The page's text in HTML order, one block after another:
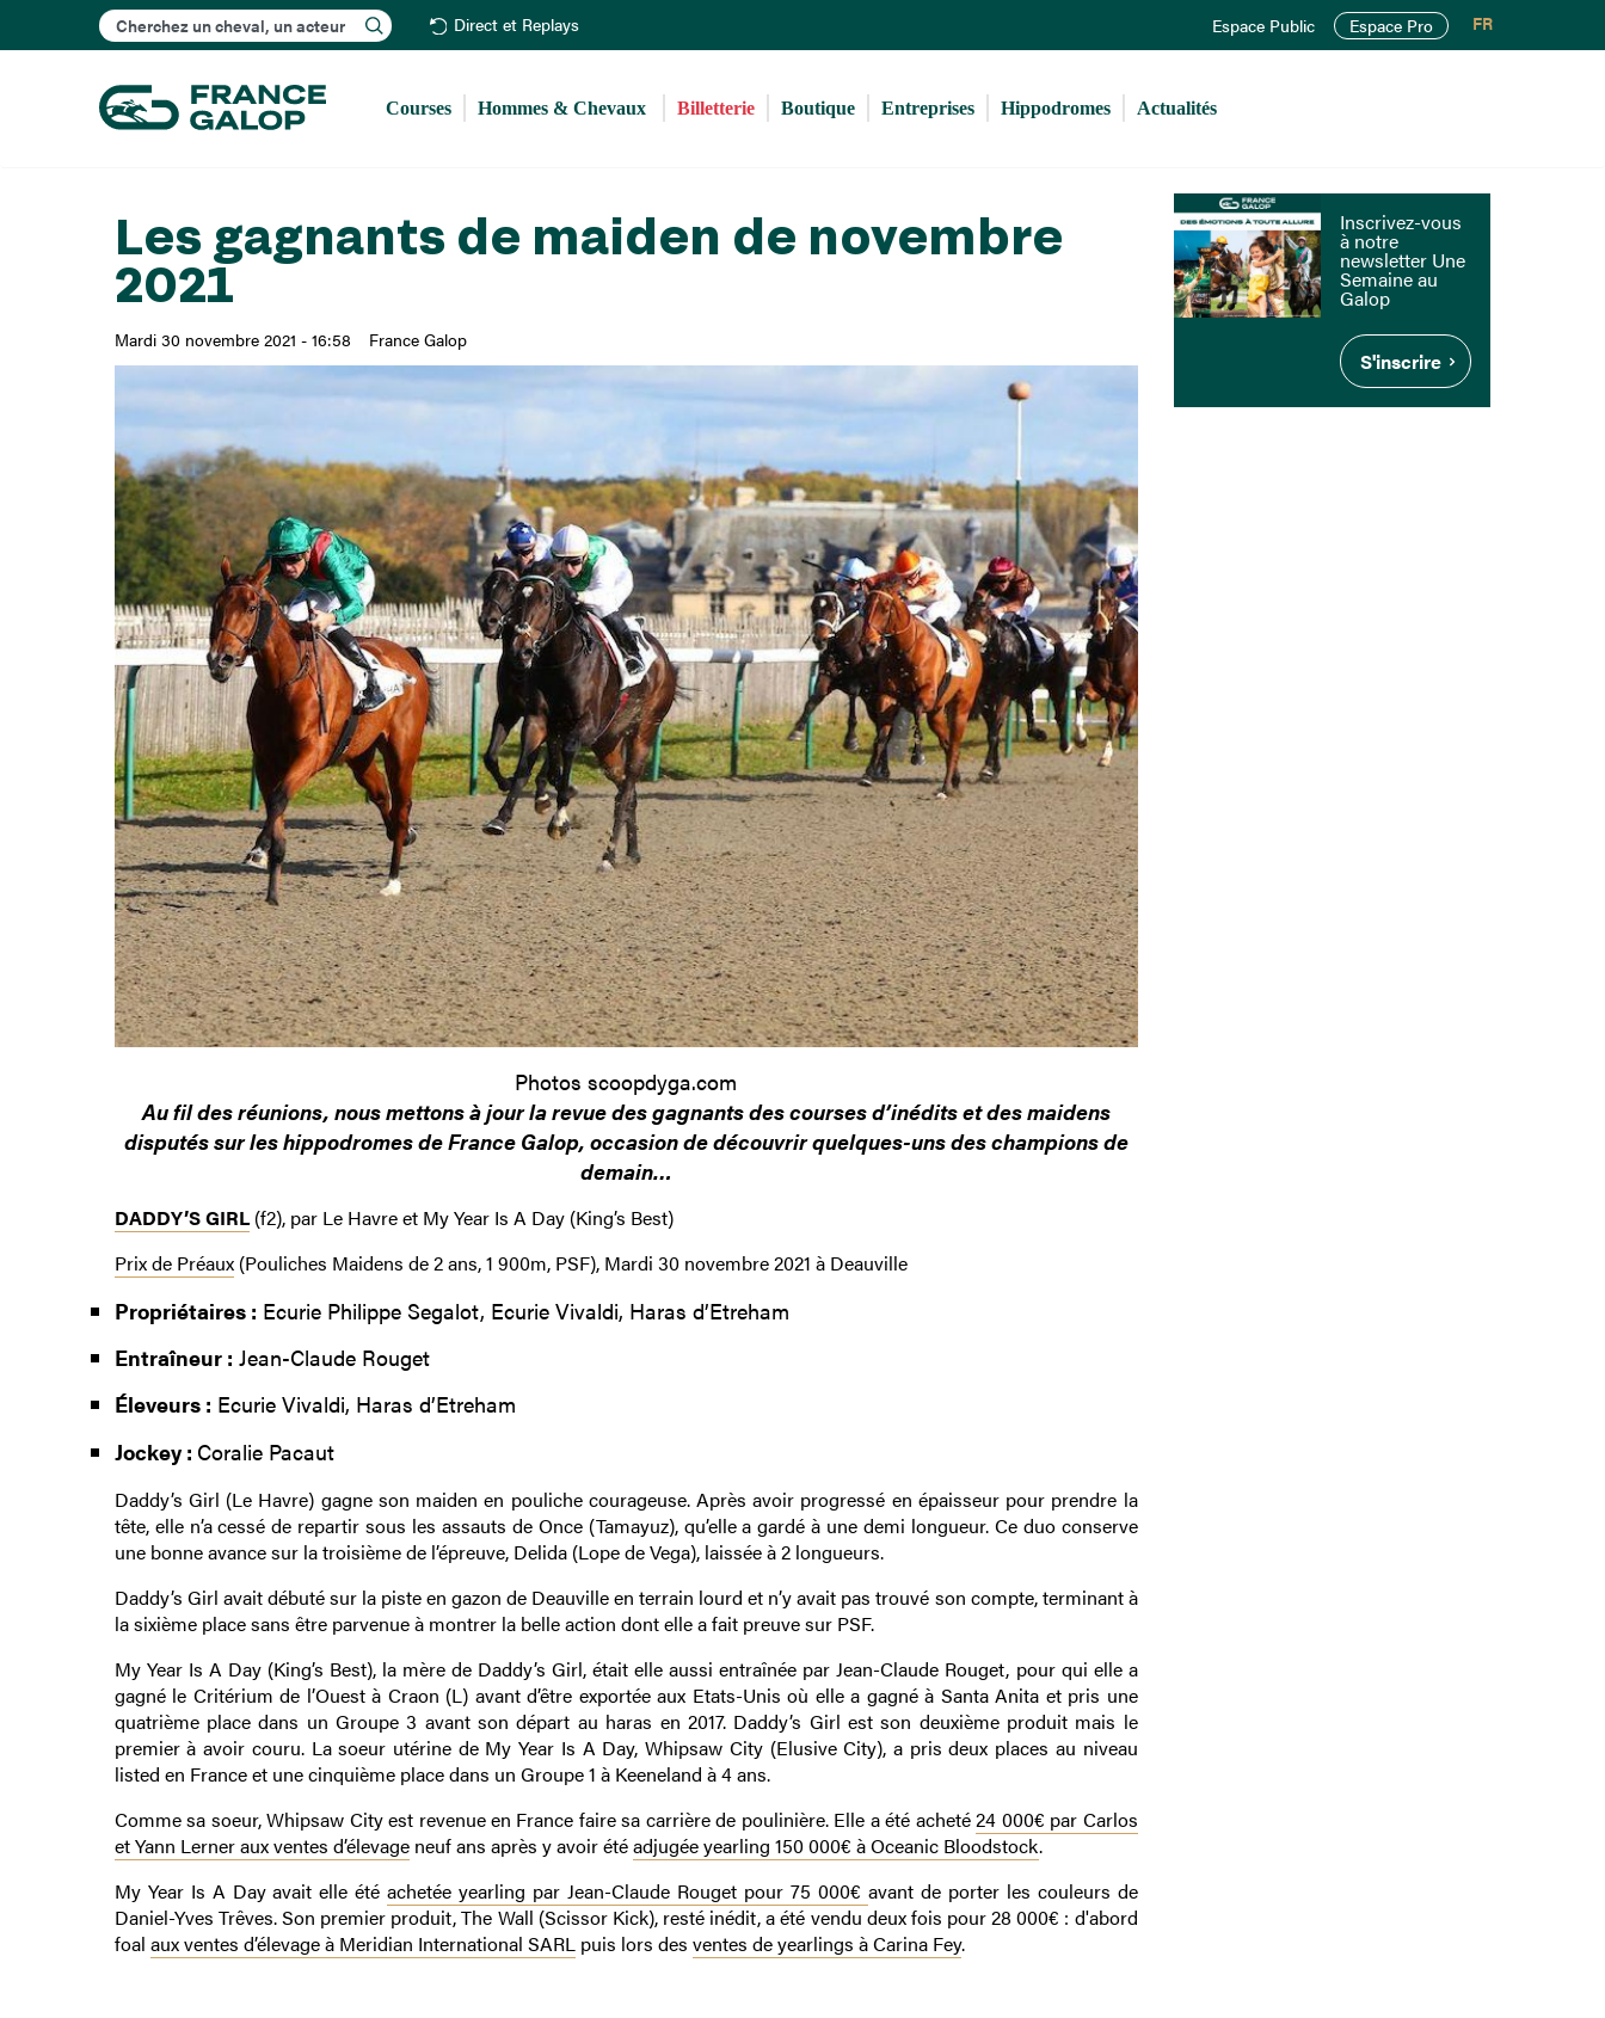
au
principal
Rechercher Direct et Replays Espace Public Espace Pro FR
Courses Hommes & Chevaux Billetterie Boutique Entreprises Hippodromes Actualités
Les gagnants de maiden de novembre
2021
Mardi 30 novembre 2021 - 16:58 France Galop
Photos scoopdyga.com
Au fil des réunions, nous mettons à jour la revue des gagnants des courses d’inédits et des maidens
disputés sur les hippodromes de France Galop, occasion de découvrir quelques-uns des champions de
demain…
DADDY’S GIRL(f2), par Le Havre et My Year Is A Day (King’s Best)
Prix de Préaux(Pouliches Maidens de 2 ans, 1 900m, PSF), Mardi 30 novembre 2021 à Deauville
Propriétaires : Ecurie Philippe Segalot, Ecurie Vivaldi, Haras d’Etreham
Entraîneur : Jean-Claude Rouget
Éleveurs : Ecurie Vivaldi, Haras d’Etreham
Jockey : Coralie Pacaut
Daddy’s Girl (Le Havre) gagne son maiden en pouliche courageuse. Après avoir progressé en épaisseur pour prendre la
tête, elle n’a cessé de repartir sous les assauts de Once (Tamayuz), qu’elle a gardé à une demi longueur. Ce duo conserve
une bonne avance sur la troisième de l’épreuve, Delida (Lope de Vega), laissée à 2 longueurs.
Daddy’s Girl avait débuté sur la piste en gazon de Deauville en terrain lourd et n’y avait pas trouvé son compte, terminant à
la sixième place sans être parvenue à montrer la belle action dont elle a fait preuve sur PSF.
My Year Is A Day (King’s Best), la mère de Daddy’s Girl, était elle aussi entraînée par Jean-Claude Rouget, pour qui elle a
gagné le Critérium de l’Ouest à Craon (L) avant d’être exportée aux Etats-Unis où elle a gagné à Santa Anita et pris une
quatrième place dans un Groupe 3 avant son départ au haras en 2017. Daddy’s Girl est son deuxième produit mais le
premier à avoir couru. La soeur utérine de My Year Is A Day, Whipsaw City (Elusive City), a pris deux places au niveau
listed en France et une cinquième place dans un Groupe 1 à Keeneland à 4 ans.
Comme sa soeur, Whipsaw City est revenue en France faire sa carrière de poulinière. Elle a été acheté24 000€ par Carlos
et Yann Lerner aux ventes d’élevageneuf ans après y avoir étéadjugée yearling 150 000€ à Oceanic Bloodstock.
My Year Is A Day avait elle étéachetée yearling par Jean-Claude Rouget pour 75 000€ avant de porter les couleurs de
Daniel-Yves Trêves. Son premier produit, The Wall (Scissor Kick), resté inédit, a été vendu deux fois pour 28 000€ : d'abord
foal aux ventes d’élevage à Meridian International SARL puis lors des ventes de yearlings à Carina Fey.
Inscrivez-vous
à notre
newsletter Une
Semaine au
Galop
S'inscrire